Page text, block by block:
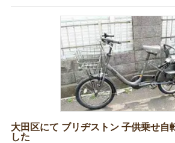
大田区にて ブリヂストン 子供乗せ自
した